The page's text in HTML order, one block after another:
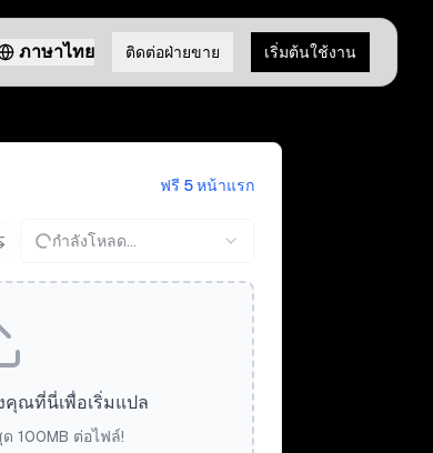
ภาษาไทย ติดต่อฝ่ายขาย เริ่มต้นใช้งาน
ฟรี 5 หน้าแรก
กำลังโหลด...
คุณที่นี่เพื่อเริ่มแปล
100MB ต่อไฟล์!